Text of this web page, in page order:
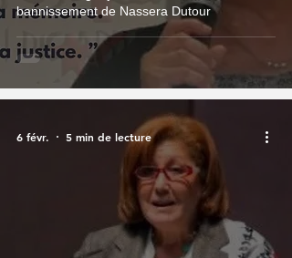
bannissement de Nassera Dutour
6 févr. 5 min de lecture